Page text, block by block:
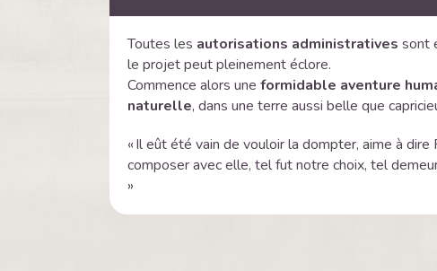
Toutes les autorisations administratives sont
le projet peut pleinement éclore.
Commence alors une formidable aventure
naturelle, dans une terre aussi belle que
« Il eût été vain de vouloir la dompter, aime à dire
composer avec elle, tel fut notre choix, tel
»